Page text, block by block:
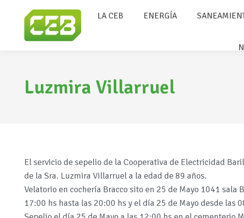
LA CEB ENERGÍA
Luzmira Villarruel
El servicio de sepelio de la Cooperativa de Electricidad
de la Sra. Luzmira Villarruel a la edad de 89 años.
Velatorio en cochería Bracco sito en 25 de Mayo 1041 sala
17:00 hs hasta las 20:00 hs y el día 25 de Mayo desde las